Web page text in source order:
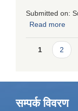
Submitted on:
Read more
Pages
1 2
सम्पर्क विवरण